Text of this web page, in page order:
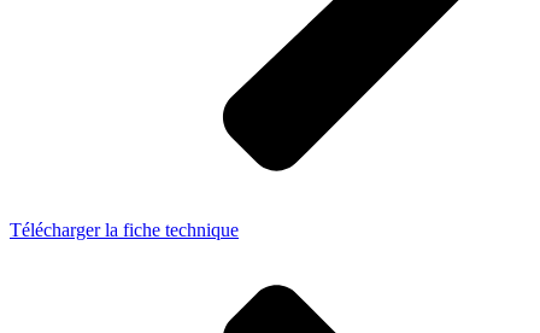
Télécharger la fiche technique